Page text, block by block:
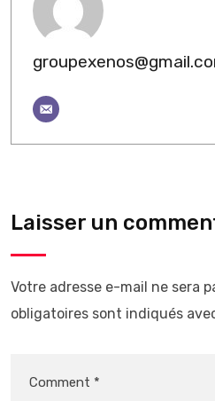
Laisser un
Votre adresse e-mail ne sera
obligatoires sont indiqués